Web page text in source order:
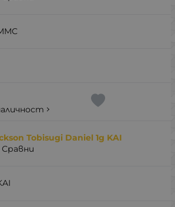
Tobisugi Daniel 1g KAI
Сравни